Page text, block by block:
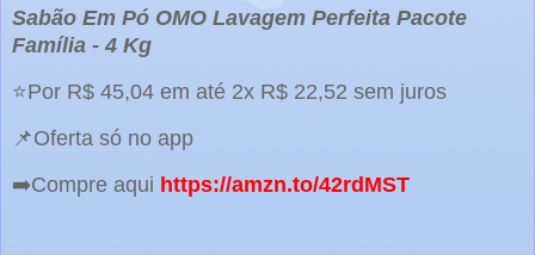
Sabão Em Pó OMO Lavagem Perfeita Pacote
Família - 4 Kg
⭐Por R$ 45,04 em até 2x R$ 22,52 sem juros
📌Oferta só no app
➡️Compre aqui https://amzn.to/42rdMST